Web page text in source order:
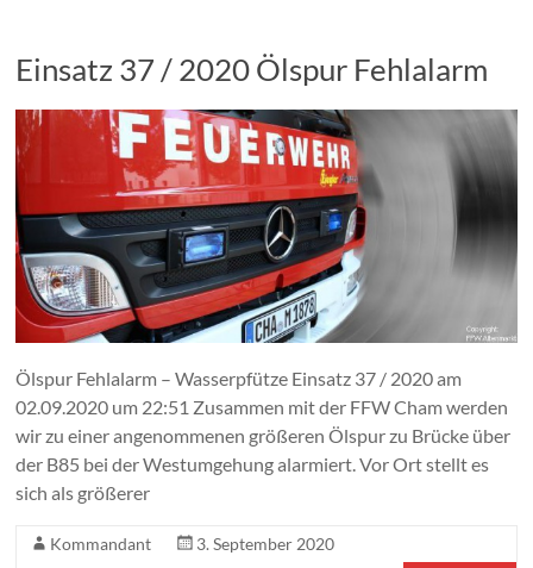
Einsatz 37 / 2020 Ölspur Fehlalarm
Ölspur Fehlalarm – Wasserpfütze Einsatz 37 / 2020 am
02.09.2020 um 22:51 Zusammen mit der FFW Cham werden
wir zu einer angenommenen größeren Ölspur zu Brücke über
der B85 bei der Westumgehung alarmiert. Vor Ort stellt es
sich als größerer
Kommandant
3. September 2020